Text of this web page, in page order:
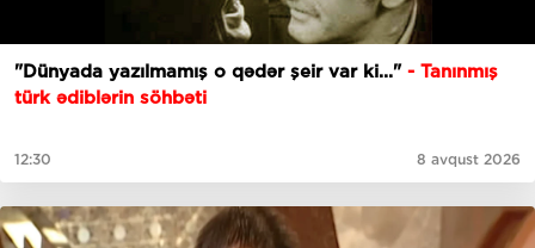
"Dünyada yazılmamış o qədər şeir var ki..." - Tanınmış
türk ədiblərin söhbəti
12:30 8 avqust 2026